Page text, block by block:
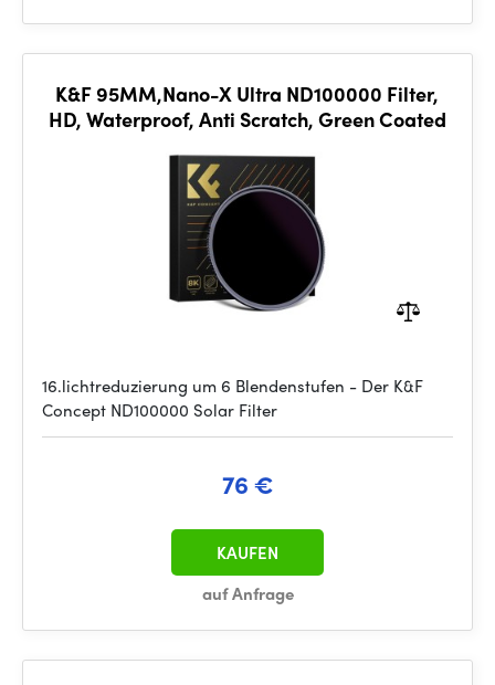
K&F 95MM,Nano-X Ultra ND100000 Filter,
HD, Waterproof, Anti Scratch, Green Coated
16.lichtreduzierung um 6 Blendenstufen - Der K&F
Concept ND100000 Solar Filter
76 €
auf Anfrage
KAUFEN